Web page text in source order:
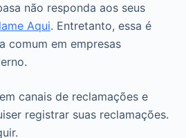
não responda aos seus
Aqui. Entretanto, essa é
comum em empresas
canais de reclamações e
registrar suas reclamações.